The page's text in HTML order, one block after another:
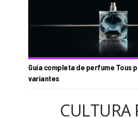
Guía completa de perfume Tous
variantes
CULTURA